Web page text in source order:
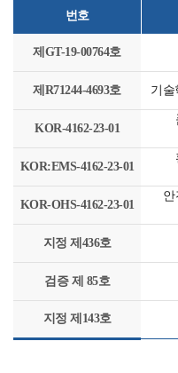
번호
제GT-19-00764호
제R71244-4693호 기술
KOR-4162-23-01
KOR:EMS-4162-23-01
KOR-OHS-4162-23-01
안
지정 제436호
검증 제 85호
지정 제143호